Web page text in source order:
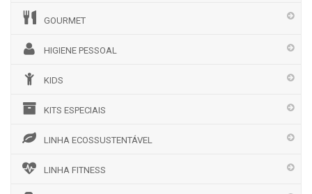
GOURMET
HIGIENE PESSOAL
KIDS
KITS ESPECIAIS
LINHA ECOSSUSTENTÁVEL
LINHA FITNESS